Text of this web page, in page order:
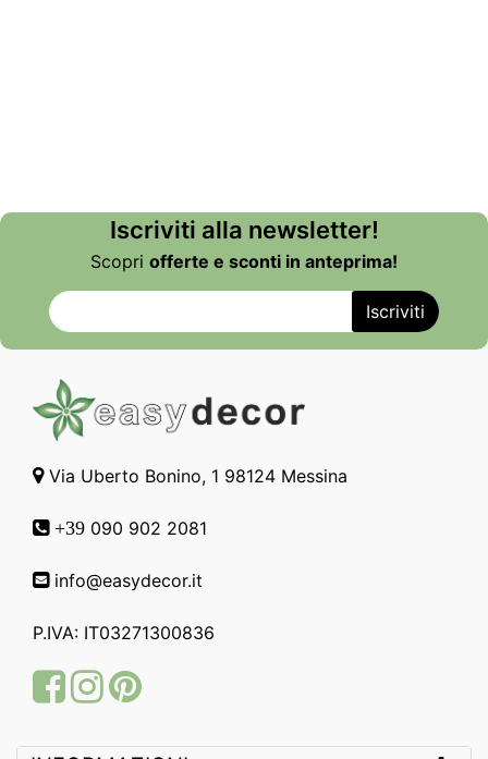
Iscriviti alla newsletter!
Scopri offerte e sconti in anteprima!
Via Uberto Bonino, 1 98124 Messina
+39 090 902 2081
info@easydecor.it
P.IVA: IT03271300836
FacebookInstagram
Pinterest